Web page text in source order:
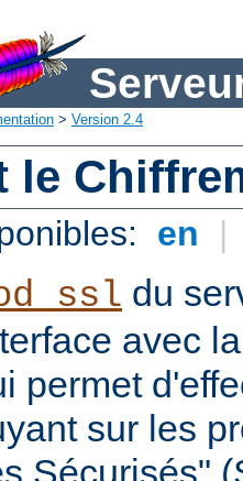
> Version 2.4
le
en |
du
avec
permet
sur les
Sécurisés"